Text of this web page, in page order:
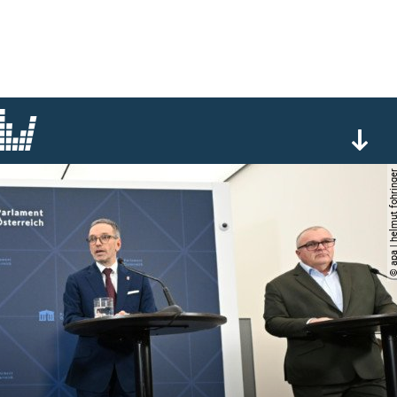
© apa | helmut fohringer